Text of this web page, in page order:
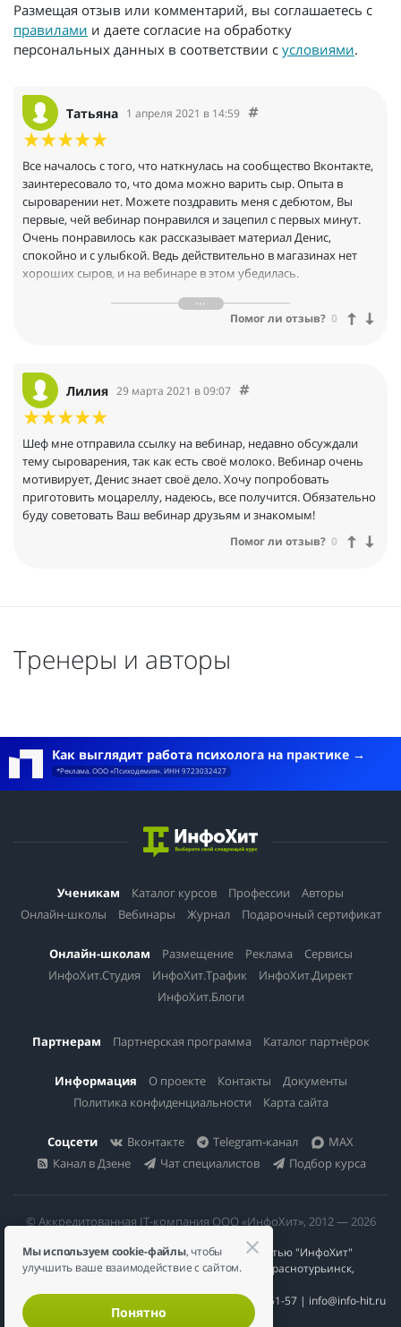
Размещая отзыв или комментарий, вы соглашаетесь с
правилами и даете согласие на обработку
персональных данных в соответствии с условиями.
Татьяна 1 апреля 2021 в 14:59
Все началось с того, что наткнулась на сообщество Вконтакте,
заинтересовало то, что дома можно варить сыр. Опыта в
сыроварении нет. Можете поздравить меня с дебютом, Вы
первые, чей вебинар понравился и зацепил с первых минут.
Очень понравилось как рассказывает материал Денис,
спокойно и с улыбкой. Ведь действительно в магазинах нет
хороших сыров, и на вебинаре в этом убедилась.
количество полезной информации.
Помог ли отзыв? 0
Лилия 29 марта 2021 в 09:07
Шеф мне отправила ссылку на вебинар, недавно обсуждали
тему сыроварения, так как есть своё молоко. Вебинар очень
мотивирует, Денис знает своё дело. Хочу попробовать
приготовить моцареллу, надеюсь, все получится. Обязательно
буду советовать Ваш вебинар друзьям и знакомым!
Помог ли отзыв? 0
Тренеры и авторы
Как выглядит работа психолога на практике
*Реклама. ООО «Психодемия». ИНН 9723032427
Ученикам Каталог курсов Профессии
Авторы
Онлайн-школы
Вебинары Журнал Подарочный сертификат
Онлайн-школам Размещение Реклама
Сервисы
ИнфоХит.Студия
ИнфоХит.Трафик
ИнфоХит.Директ
ИнфоХит.Блоги
Партнерам Партнерская программа Каталог партнёрок
Информация О проекте Контакты
Документы
Политика конфиденциальности
Карта сайта
Соцсети Вконтакте Telegram-канал
MAX
Канал в Дзене
Чат специалистов Подбор курса
© Аккредитованная IT-компания ООО «ИнфоХит», 2012 — 2026
Общество с ограниченной ответственностью "ИнфоХит"
624446, Россия, Свердловская область, г. Краснотурьинск,
ИНН 6617023200 | КПП 661701001 | +7 984 888-51-57 | info@info-hit.ru
Мы используем cookie-файлы, чтобы
улучшить ваше взаимодействие с сайтом.
Понятно